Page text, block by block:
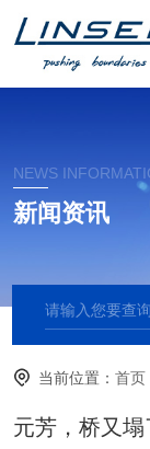
NEWS
新闻资讯
当前位置：首页
元芳，桥又塌